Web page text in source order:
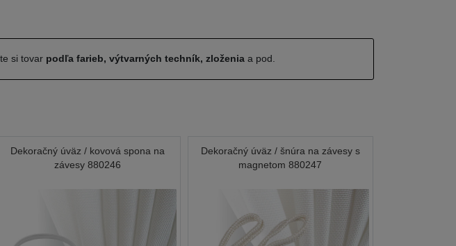
si tovar podľa farieb, výtvarných techník, zloženiaa pod.
Dekoračný úväz / kovová spona na
závesy 880246
Dekoračný úväz / šnúra na závesy s
magnetom 880247